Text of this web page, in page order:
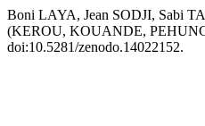
Boni LAYA, Jean SODJI, Sabi
(KEROU, KOUANDE,
doi:10.5281/zenodo.14022152.